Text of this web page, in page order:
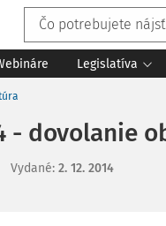
Legislatíva
- dovolanie
Vydané: 2. 12. 2014